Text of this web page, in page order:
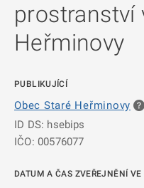
prostranství
Heřminovy
PUBLIKUJÍCÍ
Obec Staré Heřminovy
ID DS: hsebips
IČO: 00576077
DATUM A ČAS ZVEŘEJNĚNÍ VE